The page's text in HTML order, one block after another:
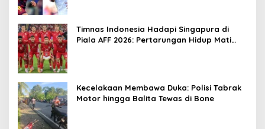
Timnas Indonesia Hadapi Singapura di
Piala AFF 2026: Pertarungan Hidup Mati
Kecelakaan Membawa Duka: Polisi Tabrak
Motor hingga Balita Tewas di Bone